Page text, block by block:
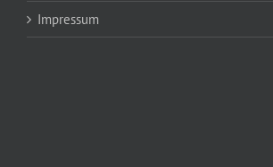
Impressum